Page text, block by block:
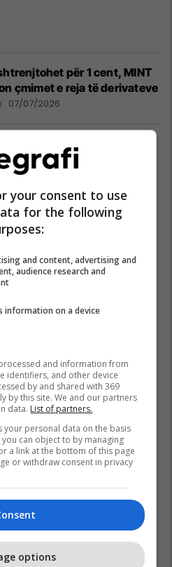
për 1 cent, MINT
çmimet e reja të derivateve
07/07/2026
05/07/2026
nafta, MINTI publikon
e reja
your consent to use
for the following
and content, advertising and
audience research and
information on a device
and information from
identifiers, and other device
by and shared with 369
by this site. We and our partners
data. List of partners.
your personal data on the basis
can object to by managing
a link at the bottom of this page
or withdraw consent in privacy
options